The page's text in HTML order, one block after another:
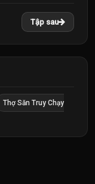
Tập sau
Thợ Săn Truy Chạy